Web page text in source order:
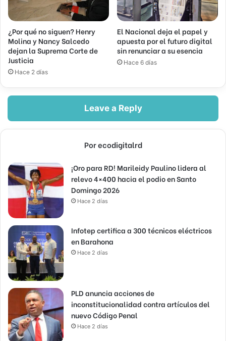
¿Por qué no siguen? Henry
Molina y Nancy Salcedo
dejan la Suprema Corte de
Justicia
Hace 2 días
El Nacional deja el papel y
apuesta por el futuro digital
sin renunciar a su esencia
Hace 6 días
Leave a Reply
Por ecodigitalrd
¡Oro para RD! Marileidy Paulino lidera al
relevo 4×400 hacia el podio en Santo
Domingo 2026
Hace 2 días
Infotep certifica a 300 técnicos eléctricos
en Barahona
Hace 2 días
PLD anuncia acciones de
inconstitucionalidad contra artículos del
nuevo Código Penal
Hace 2 días